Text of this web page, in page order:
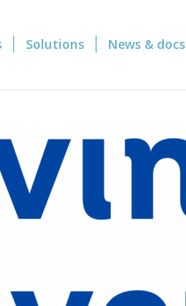
Solutions News & docs